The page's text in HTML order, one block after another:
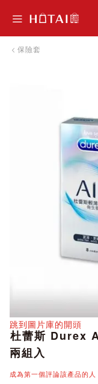
保險套
跳到圖片庫的開頭
分享
杜蕾斯 Durex
兩組入
成為第一個評論該產品的人